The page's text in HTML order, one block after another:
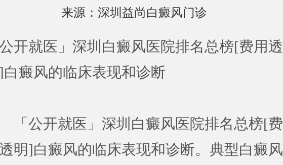
来源： 深圳益尚白癜风门诊
公开就医」深圳白癜风医院排名总榜[费用透
白癜风的临床表现和诊断
公开就医」深圳白癜风医院排名总榜[费
明]白癜风的临床表现和诊断。典型白癜风